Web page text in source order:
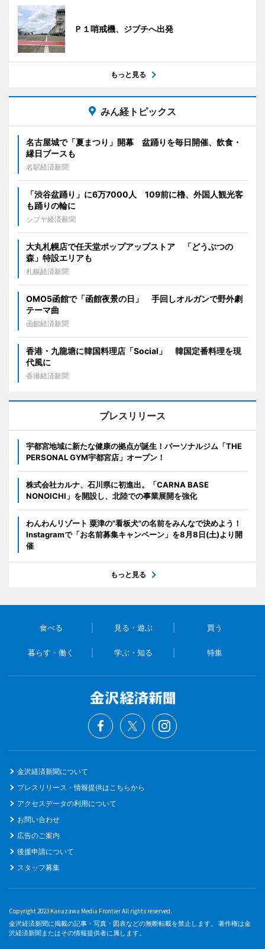
Ｐ１哨戒機、ジブチへ出発
もっと見る
みん経トピックス
名古屋城で「夏まつり」開幕 盆踊りを毎日開催、飲食・
縁日ブースも
名駅経済新聞
「渋谷盆踊り」に6万7000人 109前に櫓、外国人観光客
も踊りの輪に
シブヤ経済新聞
大丸札幌店で任天堂ポップアップストア 「どうぶつの
森」特設エリアも
札幌経済新聞
OMO5函館で「函館夜景の日」 手回しオルガンで野外劇
テーマ曲
函館経済新聞
香港・九龍塘に韓国料理店「Social」 韓国定番料理を現
代風に
香港経済新聞
プレスリリース
宇都宮地域に新たな健康の拠点が誕生！パーソナルジム「THE
PERSONAL GYM宇都宮店」オープン！
株式会社カルナ、石川県に初進出。「CARNA BASE
NONOICHI」を開設し、北陸での事業展開を強化
わんわんリゾート 粟津の"看板犬"の名前をみんなで決めよう！
Instagramで「お名前募集キャンペーン」を8月8日(土)より開
催
もっと見る
食べる 見る・遊ぶ 買う
暮らす・働く 学ぶ・知る 特集
金沢経済新聞について
プレスリリース・情報提供はこちらから
アクセスデータの利用について
お問い合わせ
広告のご案内
後援申請について
スタッフ募集
Copyright 2023 Kanazawa Media Frontier All rights reserved.
金沢経済新聞に掲載の記事・写真・図表などの無断転載を禁止します。 著作権は金
沢経済新聞またはその情報提供者に属します。